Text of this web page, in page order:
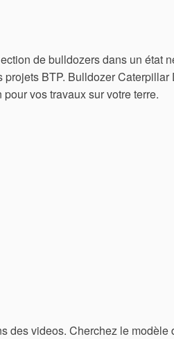
de bulldozers dans un état
BTP. Bulldozer
vos travaux sur votre terre.
des videos. Cherchez le